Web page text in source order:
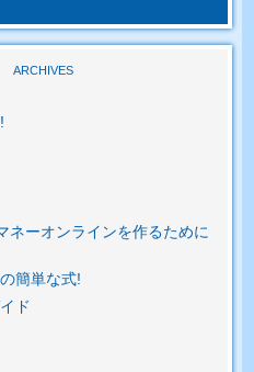
ARCHIVES
ネーオンラインを作るために
簡単​​な式!
ド